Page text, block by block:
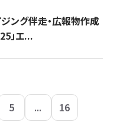
ング伴走・広報物作成
」エ...
5 ... 16